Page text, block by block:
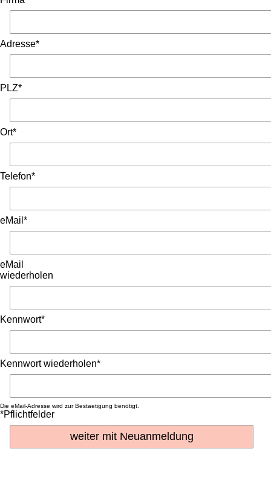
Adresse*
PLZ*
Ort*
Telefon*
eMail*
eMail
wiederholen
Kennwort*
Kennwort wiederholen*
Die eMail-Adresse wird zur Bestaetigung benötigt.
*Pflichtfelder